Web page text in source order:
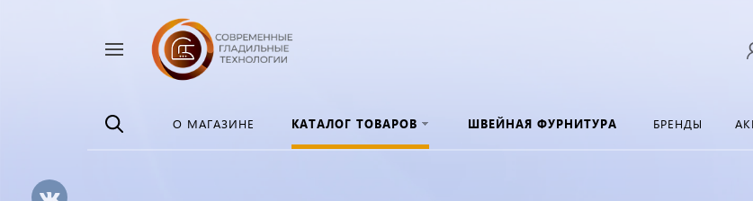
О МАГАЗИНЕ КАТАЛОГ ТОВАРОВ ШВЕЙНАЯ ФУРНИТУРА БРЕНДЫ